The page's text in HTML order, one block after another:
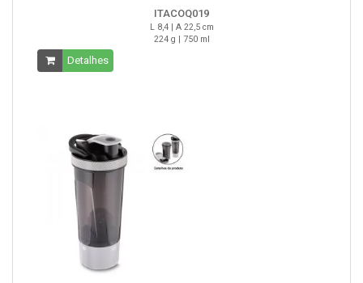
ITACOQ019
L 8,4 | A 22,5 cm
224 g | 750 ml
Detalhes